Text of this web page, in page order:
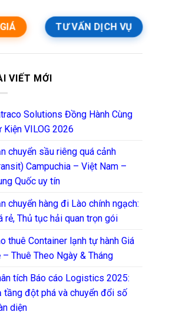
TƯ VẤN DỊCH VỤ
VIẾT MỚI
Solutions Đồng Hành Cùng
Kiện VILOG 2026
chuyển sầu riêng quá cảnh
Campuchia – Việt Nam –
Quốc uy tín
chuyển hàng đi Lào chính ngạch:
rẻ, Thủ tục hải quan trọn gói
thuê Container lạnh tự hành Giá
– Thuê Theo Ngày & Tháng
tích Báo cáo Logistics 2025:
tầng đột phá và chuyển đổi số
diện